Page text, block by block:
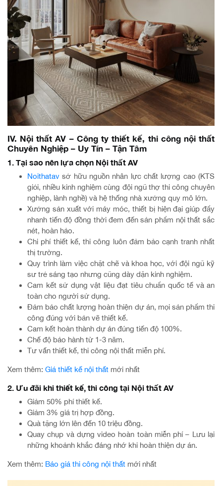
IV. Nội thất AV – Công ty thiết kế, thi công nội thất
Chuyên Nghiệp – Uy Tín – Tận Tâm
1. Tại sao nên lựa chọn Nội thất AV
Noithatav sở hữu nguồn nhân lực chất lượng cao (KTS
giỏi, nhiều kinh nghiệm cùng đội ngũ thợ thi công chuyên
nghiệp, lành nghề) và hệ thống nhà xưởng quy mô lớn.
Xưởng sản xuất với máy móc, thiết bị hiện đại giúp đẩy
nhanh tiến độ đồng thời đem đến sản phẩm nội thất sắc
nét, hoàn hảo.
Chi phí thiết kế, thi công luôn đảm bảo cạnh tranh nhất
thị trường.
Quy trình làm việc chặt chẽ và khoa học, với đội ngũ kỹ
sư trẻ sáng tạo nhưng cũng dày dặn kinh nghiệm.
Cam kết sử dụng vật liệu đạt tiêu chuẩn quốc tế và an
toàn cho người sử dụng.
Đảm bảo chất lượng hoàn thiện dự án, mọi sản phẩm thi
công đúng với bản vẽ thiết kế.
Cam kết hoàn thành dự án đúng tiến độ 100%.
Chế độ bảo hành từ 1-3 năm.
Tư vấn thiết kế, thi công nội thất miễn phí.
Xem thêm: Giá thiết kế nội thất mới nhất
2. Ưu đãi khi thiết kế, thi công tại Nội thất AV
Giảm 50% phí thiết kế.
Giảm 3% giá trị hợp đồng.
Quà tặng lớn lên đến 10 triệu đồng.
Quay chụp và dựng video hoàn toàn miễn phí – Lưu lại
những khoảnh khắc đáng nhớ khi hoàn thiện dự án.
Xem thêm: Báo giá thi công nội thất mới nhất